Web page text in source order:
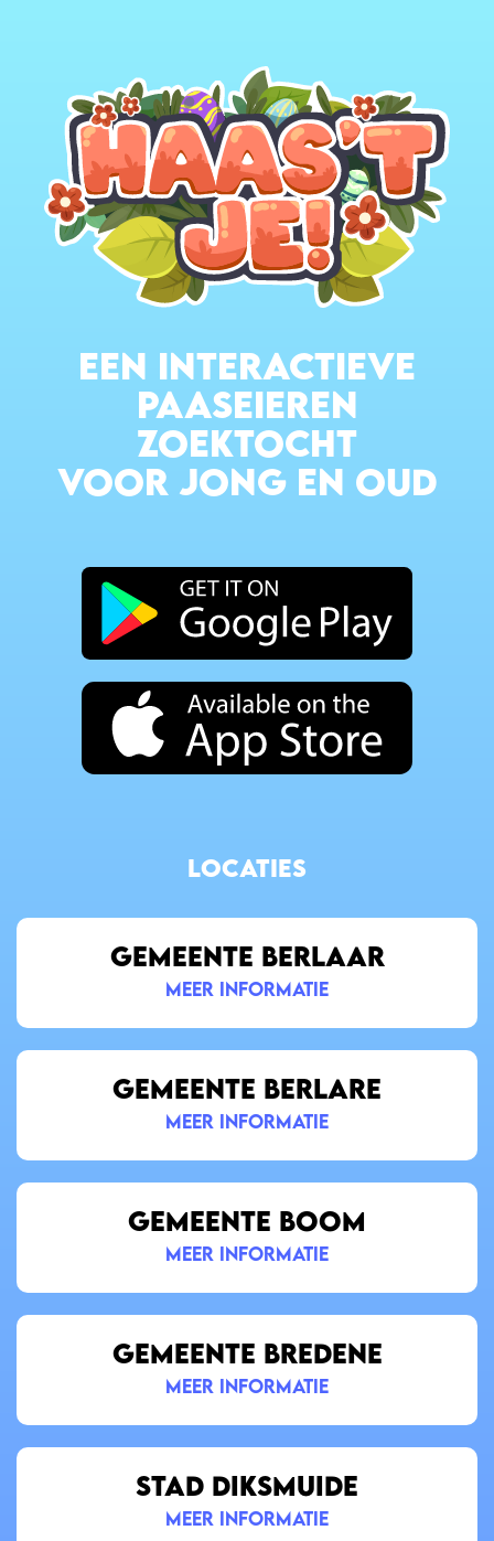
EEN INTERACTIEVE
PAASEIEREN
ZOEKTOCHT
VOOR JONG EN OUD
locaties
GEMEENTE BERLAAR
meer informatie
GEMEENTE BERLARE
meer informatie
GEMEENTE BOOM
meer informatie
GEMEENTE BREDENE
meer informatie
STAD DIKSMUIDE
meer informatie